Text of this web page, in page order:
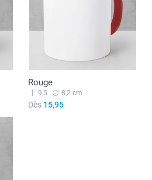
Rouge
9,5 8,2 cm
Dès15,95